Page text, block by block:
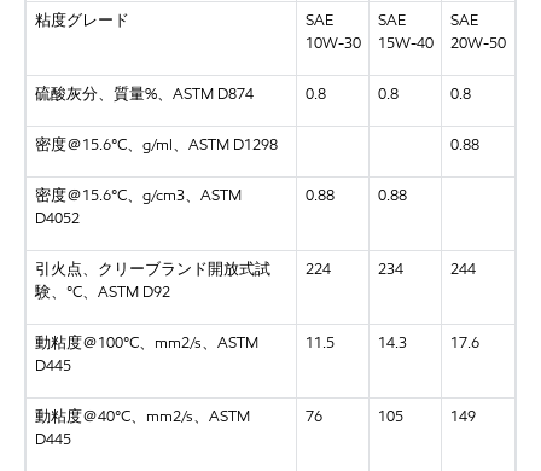
粘度グレード
SAE
10W-30
SAE
15W-40
SAE
20W-50
硫酸灰分、質量%、ASTM D874 0.8 0.8 0.8
密度＠15.6°C、g/ml、ASTM D1298 0.88
密度＠15.6°C、g/cm3、ASTM
D4052
0.88 0.88
引火点、クリーブランド開放式試
験、 °C、ASTM D92
224 234 244
動粘度＠100°C、mm2/s、ASTM
D445
11.5 14.3 17.6
動粘度＠40°C、mm2/s、ASTM
D445
76 105 149